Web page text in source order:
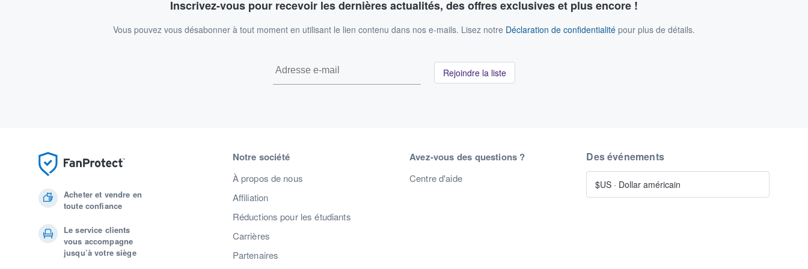
Inscrivez-vous pour recevoir les dernières actualités, des offres exclusives et plus encore !
Vous pouvez vous désabonner à tout moment en utilisant le lien contenu dans nos e-mails. Lisez notre Déclaration de confidentialité pour plus de détails.
Rejoindre la liste
Acheter et vendre en
toute confiance
Le service clients
vous accompagne
jusqu’à votre siège
Notre société
À propos de nous
Affiliation
Réductions pour les étudiants
Carrières
Partenaires
Avez-vous des questions ?
Centre d'aide
Des événements
$US · Dollar américain